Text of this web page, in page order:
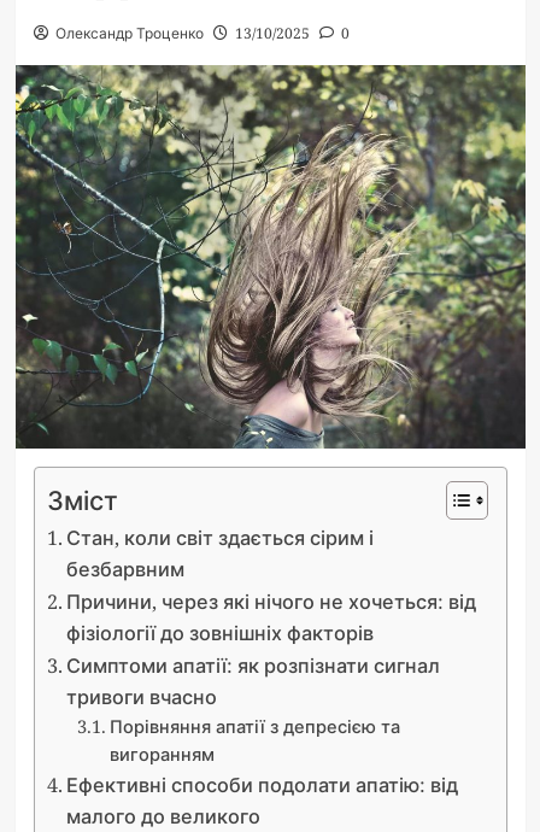
Олександр Троценко 13/10/2025 0
Зміст
Стан, коли світ здається сірим і
безбарвним
Причини, через які нічого не хочеться: від
фізіології до зовнішніх факторів
Симптоми апатії: як розпізнати сигнал
тривоги вчасно
Порівняння апатії з депресією та
вигоранням
Ефективні способи подолати апатію: від
малого до великого